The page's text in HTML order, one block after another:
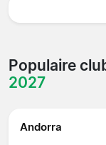
Populaire
2027
Andorra